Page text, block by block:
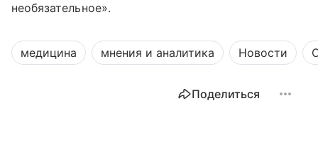
необязательное».
медицина мнения и аналитика Новости
Поделиться